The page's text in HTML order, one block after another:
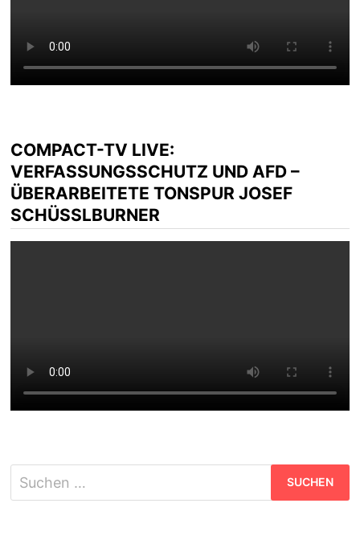
COMPACT-TV LIVE:
VERFASSUNGSSCHUTZ UND AFD –
ÜBERARBEITETE TONSPUR JOSEF
SCHÜSSLBURNER
Suchen
nach: